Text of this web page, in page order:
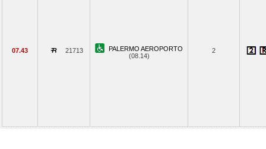
07.43 21713
PALERMO AEROPORTO
(08.14)
2